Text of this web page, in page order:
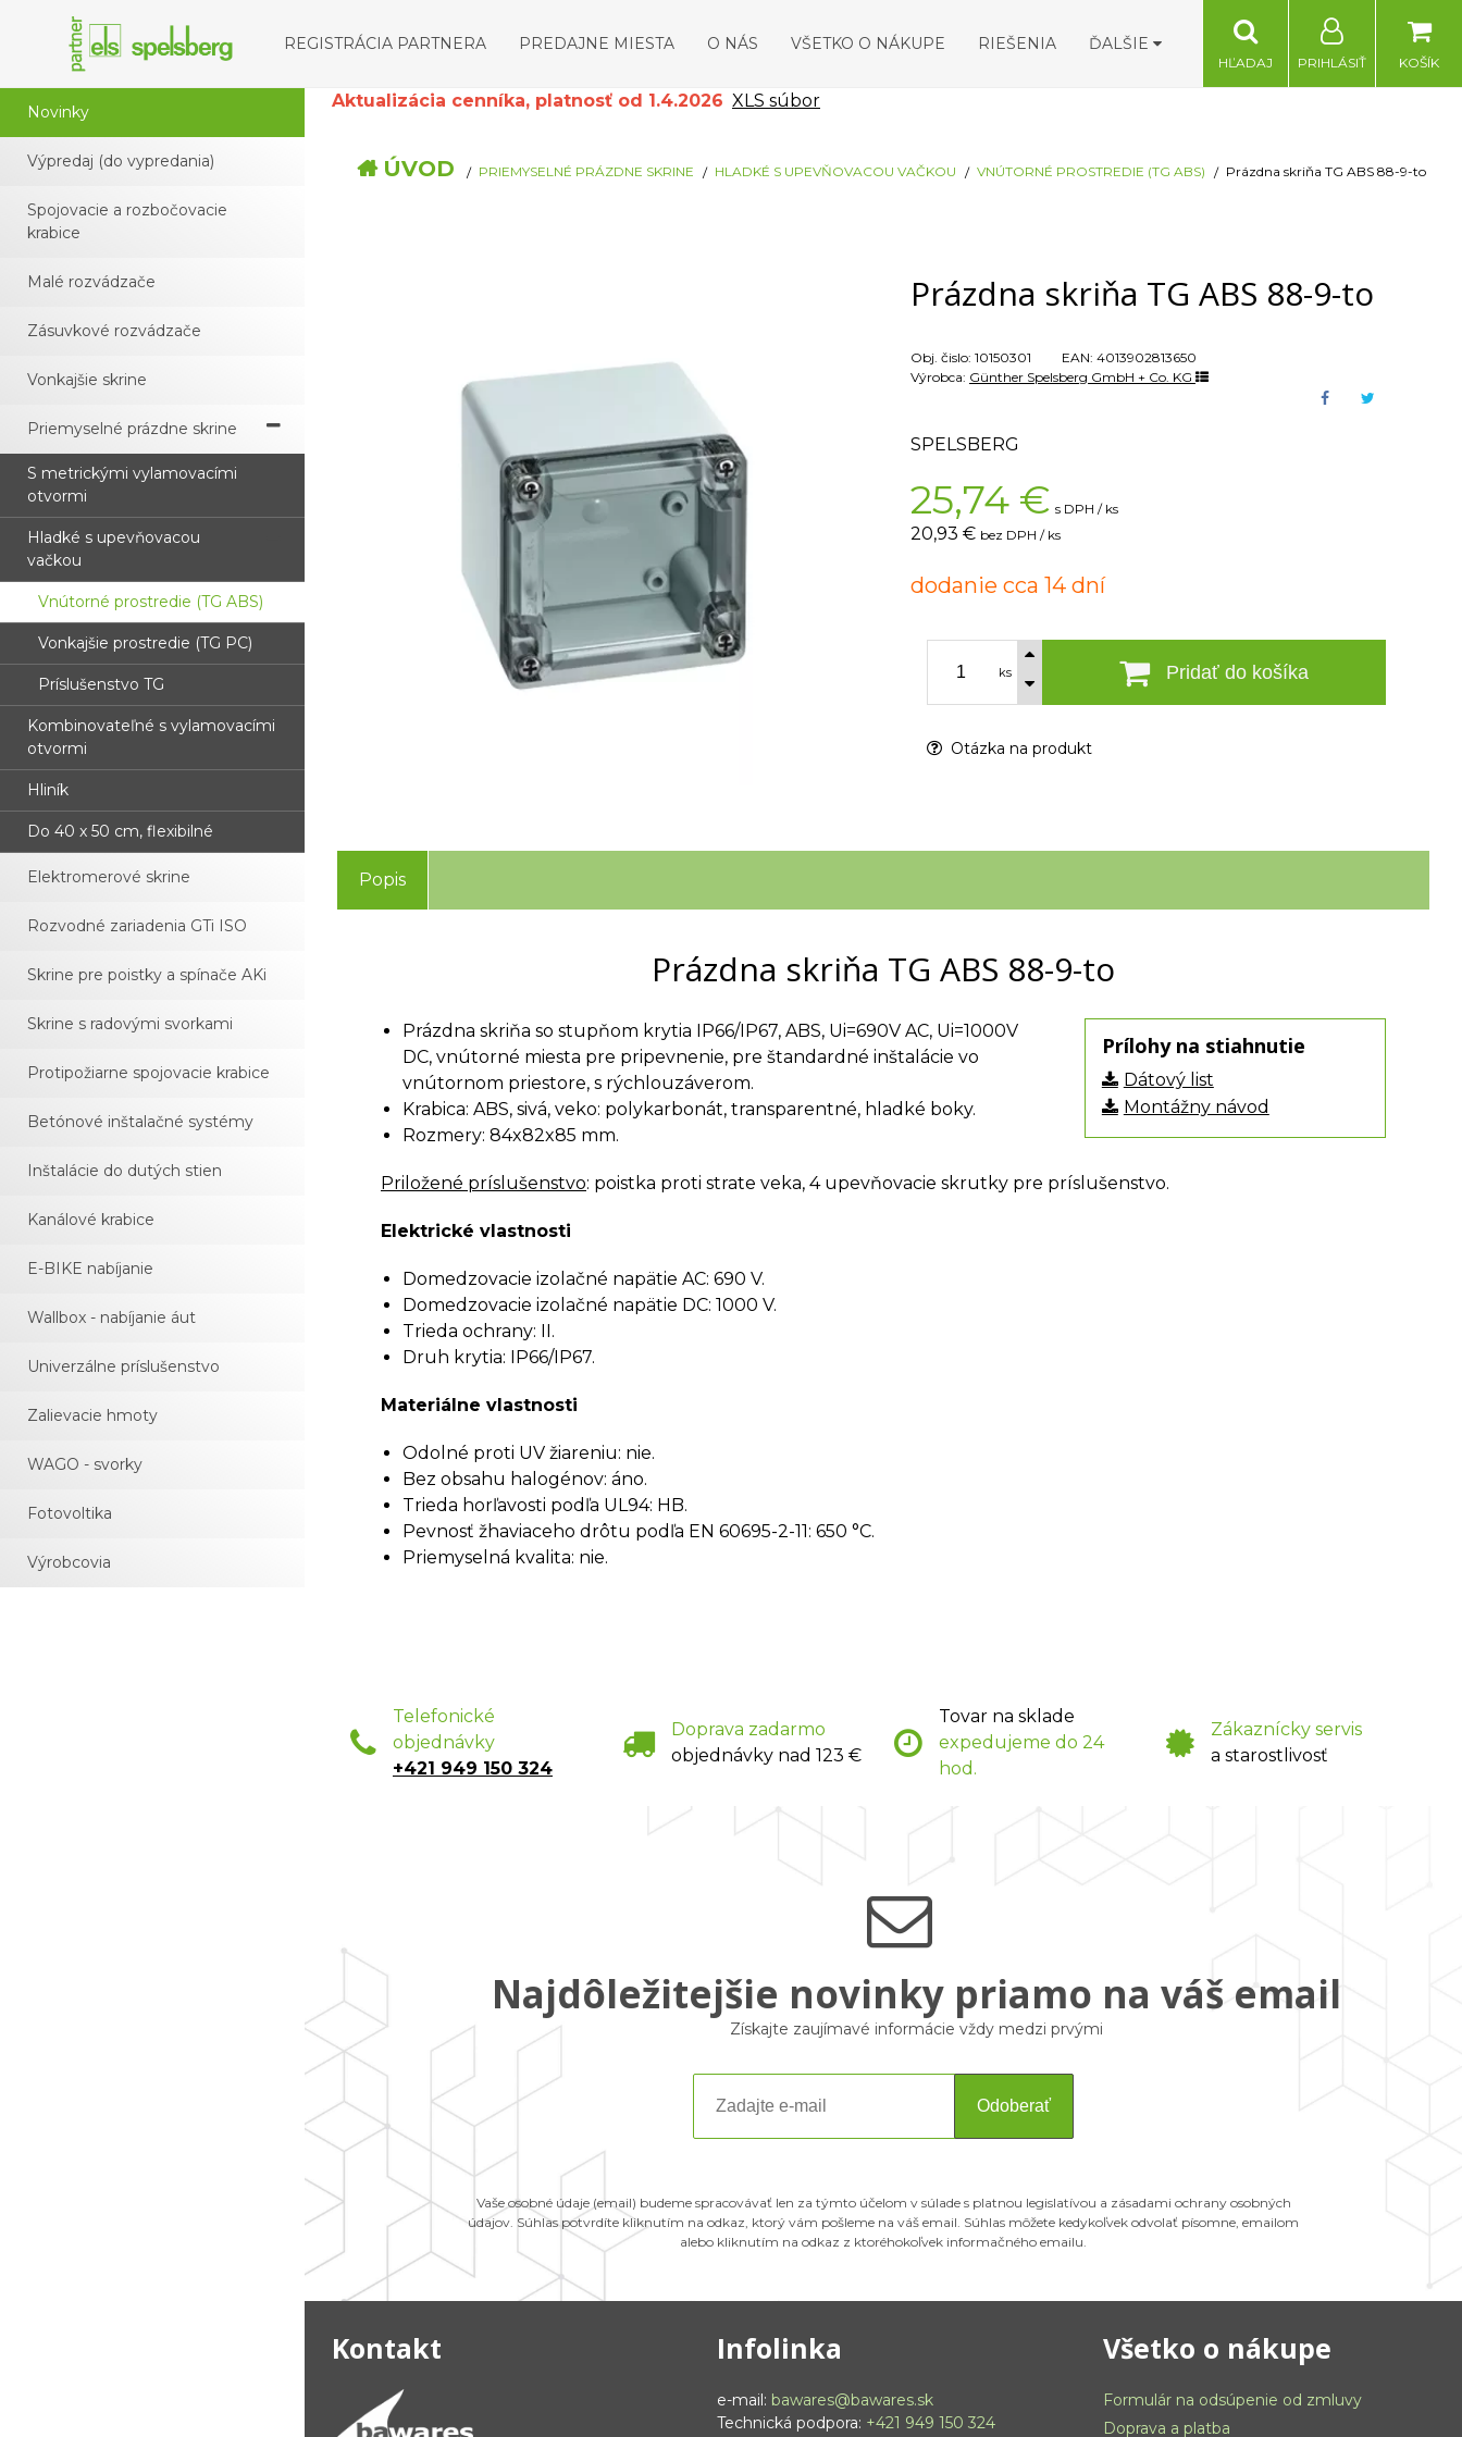
REGISTRÁCIA PARTNERA PREDAJNE MIESTA O NÁS VŠETKO O NÁKUPE RIEŠENIA ĎALŠIE
KOŠÍK
PRIHLÁSIŤ
HĽADAJ
Novinky
Výpredaj (do vypredania)
Spojovacie a rozbočovacie
krabice
Malé rozvádzače
Zásuvkové rozvádzače
Vonkajšie skrine
Priemyselné prázdne skrine
S metrickými vylamovacími
otvormi
Hladké s upevňovacou
vačkou
Vnútorné prostredie (TG ABS)
Vonkajšie prostredie (TG PC)
Príslušenstvo TG
Kombinovateľné s vylamovacími
otvormi
Hliník
Do 40 x 50 cm, flexibilné
Elektromerové skrine
Rozvodné zariadenia GTi ISO
Skrine pre poistky a spínače AKi
Skrine s radovými svorkami
Protipožiarne spojovacie krabice
Betónové inštalačné systémy
Inštalácie do dutých stien
Kanálové krabice
E-BIKE nabíjanie
Wallbox - nabíjanie áut
Univerzálne príslušenstvo
Zalievacie hmoty
WAGO - svorky
Fotovoltika
Výrobcovia
Aktualizácia cenníka, platnosť od 1.4.2026 XLS súbor
ÚVOD PRIEMYSELNÉ PRÁZDNE SKRINE HLADKÉ S UPEVŇOVACOU VAČKOU VNÚTORNÉ PROSTREDIE (TG ABS) Prázdna skriňa TG ABS 88-9-to
Prázdna skriňa TG ABS 88-9-to
Obj. čislo: 10150301 EAN: 4013902813650
Výrobca: Günther Spelsberg GmbH + Co. KG
SPELSBERG
25,74 € s DPH / ks
20,93 € bez DPH / ks
dodanie cca 14 dní
ks Pridať do košíka
Otázka na produkt
Popis
Prázdna skriňa TG ABS 88-9-to
Prílohy na stiahnutie
Dátový list
Montážny návod
Prázdna skriňa so stupňom krytia IP66/IP67, ABS, Ui=690V AC, Ui=1000V
DC, vnútorné miesta pre pripevnenie, pre štandardné inštalácie vo
vnútornom priestore, s rýchlouzáverom.
Krabica: ABS, sivá, veko: polykarbonát, transparentné, hladké boky.
Rozmery: 84x82x85 mm.
Priložené príslušenstvo: poistka proti strate veka, 4 upevňovacie skrutky pre príslušenstvo.
Elektrické vlastnosti
Domedzovacie izolačné napätie AC: 690 V.
Domedzovacie izolačné napätie DC: 1000 V.
Trieda ochrany: II.
Druh krytia: IP66/IP67.
Materiálne vlastnosti
Odolné proti UV žiareniu: nie.
Bez obsahu halogénov: áno.
Trieda horľavosti podľa UL94: HB.
Pevnosť žhaviaceho drôtu podľa EN 60695-2-11: 650 °C.
Priemyselná kvalita: nie.
Telefonické
objednávky
+421 949 150 324
Doprava zadarmo
objednávky nad 123 €
Tovar na sklade
expedujeme do 24
hod.
Zákaznícky servis
a starostlivosť
Najdôležitejšie novinky priamo na váš email
Získajte zaujímavé informácie vždy medzi prvými
Odoberať
Vaše osobné údaje (email) budeme spracovávať len za týmto účelom v súlade s platnou legislatívou a zásadami ochrany osobných
údajov. Súhlas potvrdíte kliknutím na odkaz, ktorý vám pošleme na váš email. Súhlas môžete kedykoľvek odvolať písomne, emailom
alebo kliknutím na odkaz z ktoréhokoľvek informačného emailu.
Kontakt Infolinka
e-mail: bawares@bawares.sk
Technická podpora: +421 949 150 324
Všetko o nákupe
Formulár na odsúpenie od zmluvy
Doprava a platba